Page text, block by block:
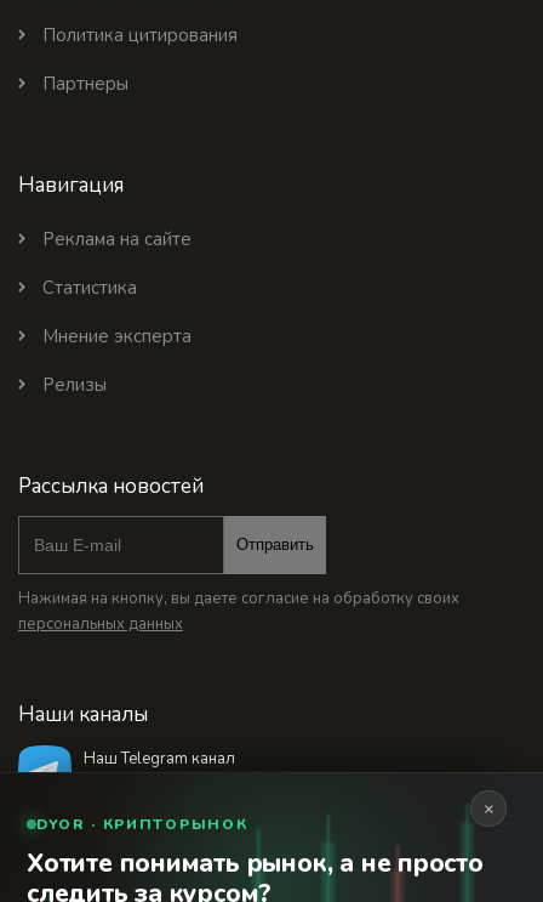
Политика цитирования
Партнеры
Навигация
Реклама на сайте
Статистика
Мнение эксперта
Релизы
Рассылка новостей
Отправить
Нажимая на кнопку, вы даете согласие на обработку своих
персональных данных
Наши каналы
Наш Telegram канал
18+
© 2026 Финансовый интернет-портал «Банки
Сегодня». Используя сайт BanksToday.net вы
×
DYOR · КРИПТОРЫНОК
Хотите понимать рынок, а не просто
следить за курсом?